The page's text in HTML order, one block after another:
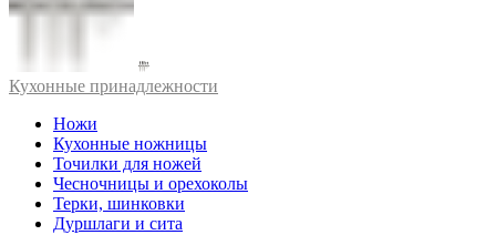
Кухонные принадлежности
Ножи
Кухонные ножницы
Точилки для ножей
Чесночницы и орехоколы
Терки, шинковки
Дуршлаги и сита